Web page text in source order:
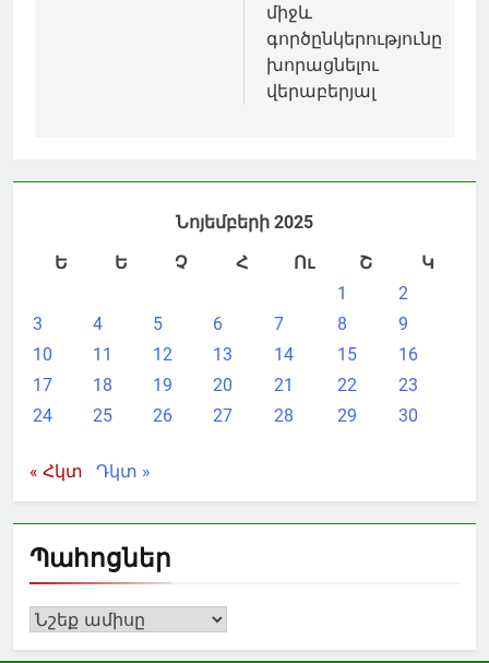
միջև
գործընկերությունը
խորացնելու
վերաբերյալ
Նոյեմբերի 2025
Ե
Ե Չ Հ Ու Շ
Կ
1
2
3
4 5 6 7 8
9
10
11 12 13 14 15
16
17
18 19 20 21 22
23
24
25 26 27 28 29 30
« Հկտ Դկտ »
Պահոցներ
Պահոցներ